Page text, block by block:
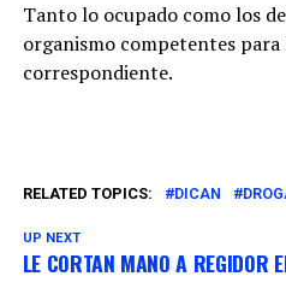
Tanto lo ocupado como los
organismo competentes para
correspondiente.
RELATED TOPICS: DICAN
UP NEXT
LE CORTAN MANO A REGIDOR